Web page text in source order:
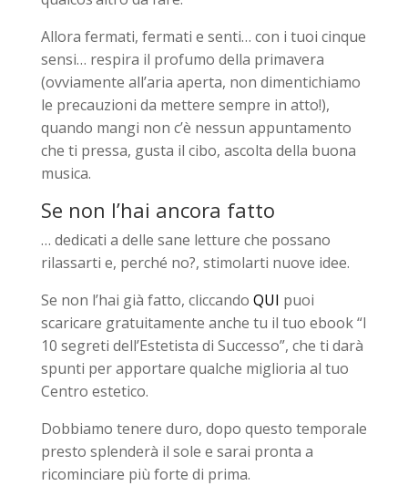
Allora fermati, fermati e senti… con i tuoi cinque
sensi… respira il profumo della primavera
(ovviamente all’aria aperta, non dimentichiamo
le precauzioni da mettere sempre in atto!),
quando mangi non c’è nessun appuntamento
che ti pressa, gusta il cibo, ascolta della buona
musica.
Se non l’hai ancora fatto
… dedicati a delle sane letture che possano
rilassarti e, perché no?, stimolarti nuove idee.
Se non l’hai già fatto, cliccando QUI puoi
scaricare gratuitamente anche tu il tuo ebook “I
10 segreti dell’Estetista di Successo”, che ti darà
spunti per apportare qualche miglioria al tuo
Centro estetico.
Dobbiamo tenere duro, dopo questo temporale
presto splenderà il sole e sarai pronta a
ricominciare più forte di prima.